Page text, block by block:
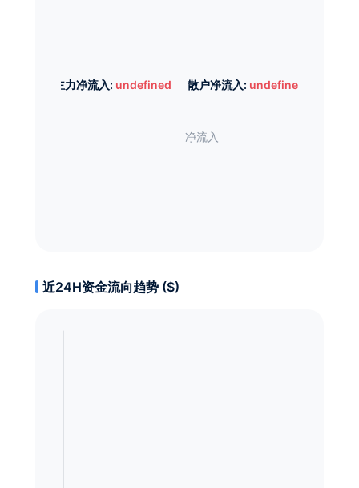
主力净流入: undefined 散户净流入: undefined
近24H资金流向趋势 ($)